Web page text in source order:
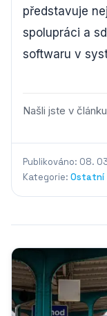
představuje
spolupráci a
softwaru v
Našli jste v
Publikováno: 08.
Kategorie: Ostatní